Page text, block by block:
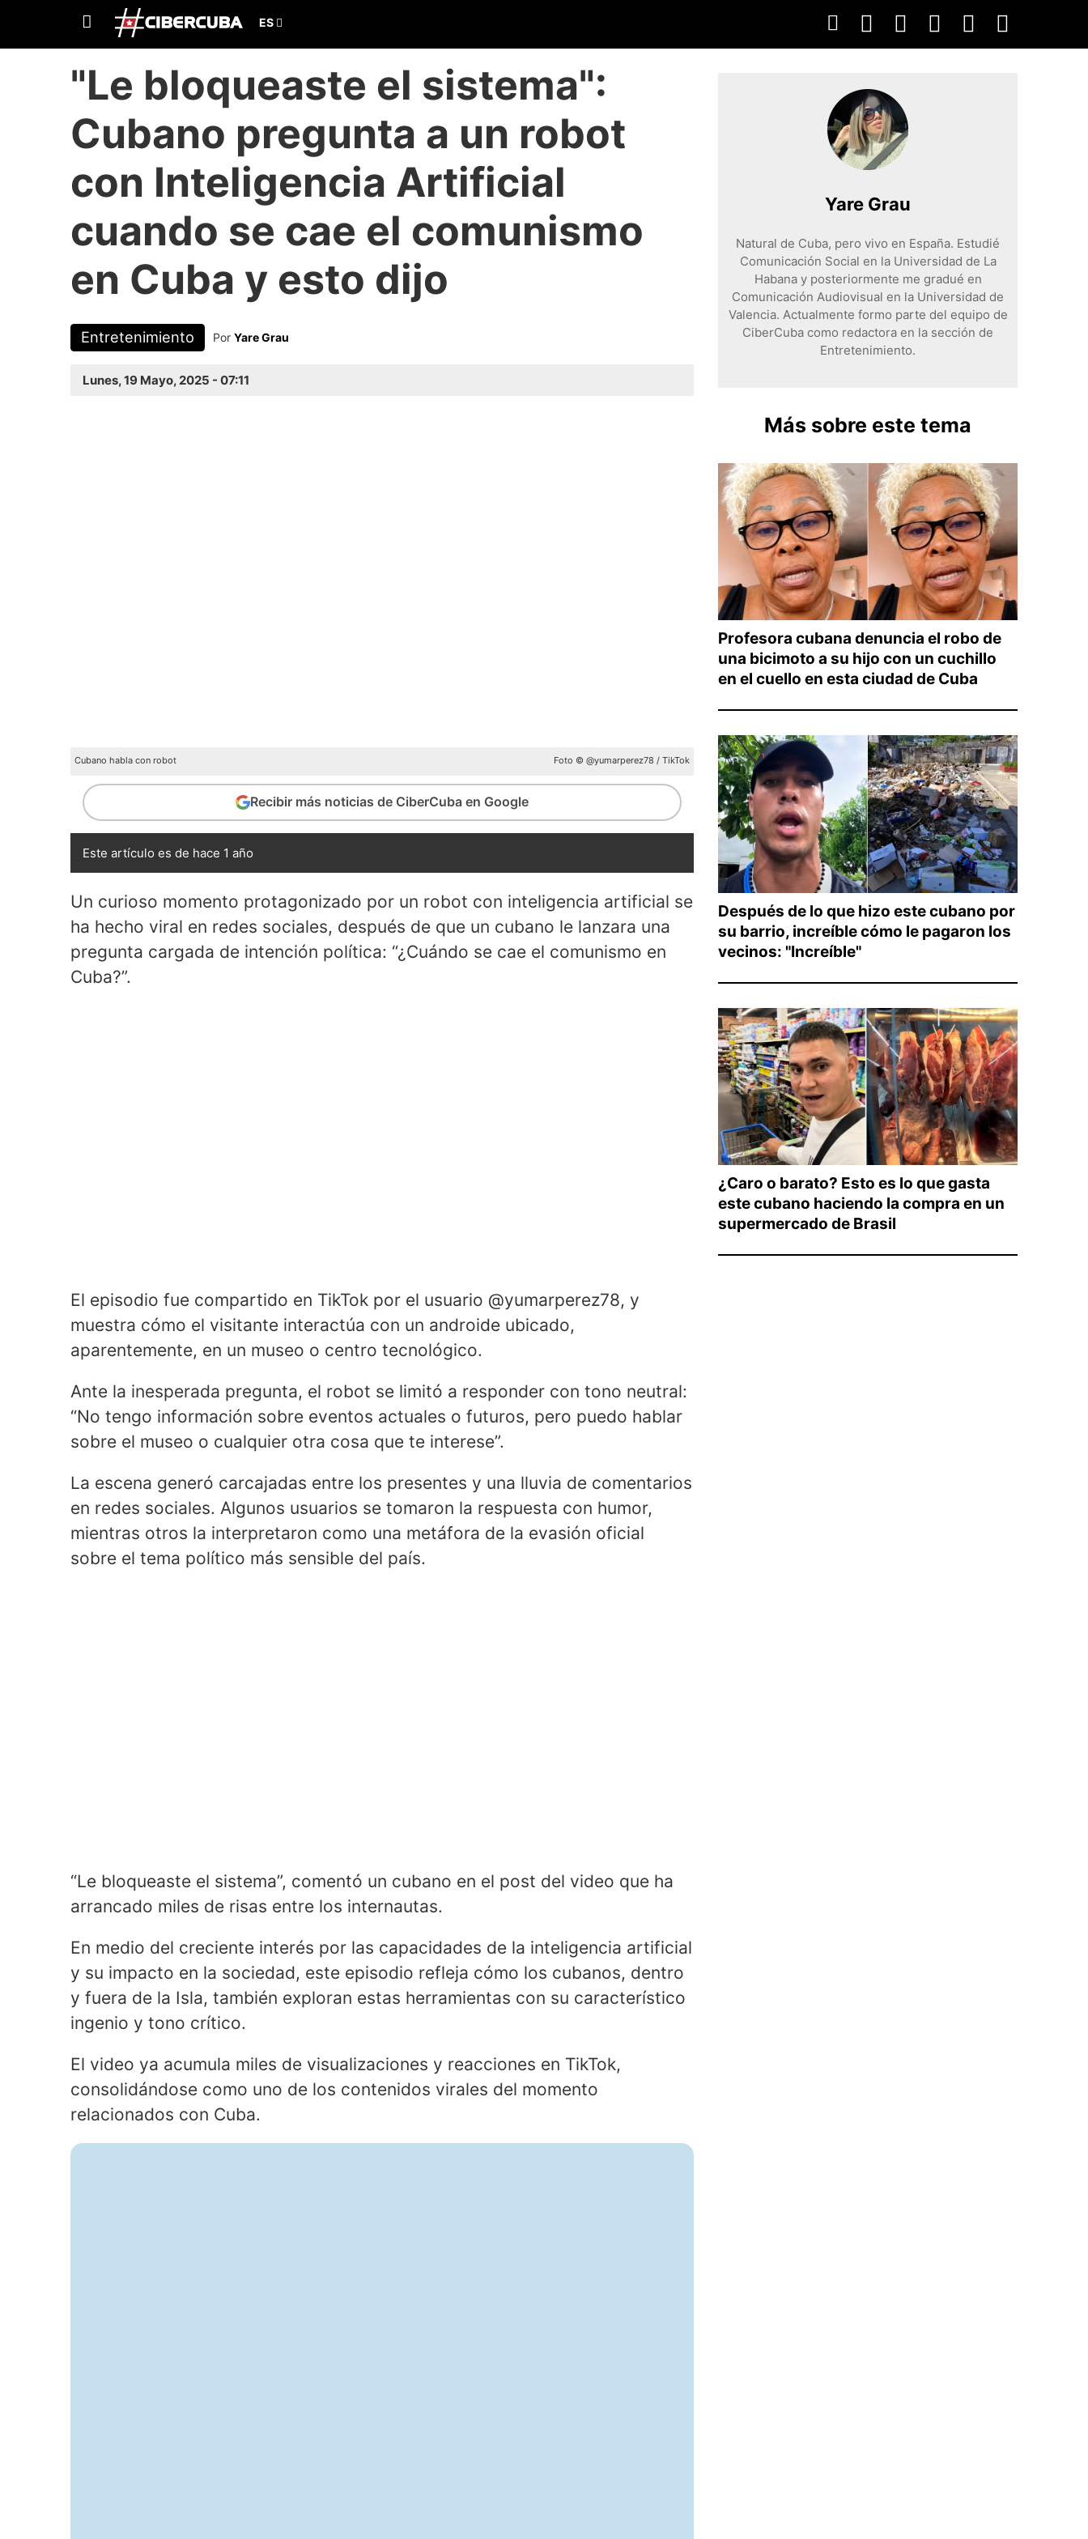
"Le bloqueaste el sistema":
Cubano pregunta a un robot
con Inteligencia Artificial
cuando se cae el comunismo
en Cuba y esto dijo
Entretenimiento Por Yare Grau
Lunes, 19 Mayo, 2025 - 07:11
Cubano habla con robot Foto © @yumarperez78 / TikTok
Recibir más noticias de CiberCuba en Google
Este artículo es de hace 1 año
Un curioso momento protagonizado por un robot con inteligencia artificial se
ha hecho viral en redes sociales, después de que un cubano le lanzara una
pregunta cargada de intención política: “¿Cuándo se cae el comunismo en
Cuba?”.
El episodio fue compartido en TikTok por el usuario @yumarperez78, y
muestra cómo el visitante interactúa con un androide ubicado,
aparentemente, en un museo o centro tecnológico.
Ante la inesperada pregunta, el robot se limitó a responder con tono neutral:
“No tengo información sobre eventos actuales o futuros, pero puedo hablar
sobre el museo o cualquier otra cosa que te interese”.
La escena generó carcajadas entre los presentes y una lluvia de comentarios
en redes sociales. Algunos usuarios se tomaron la respuesta con humor,
mientras otros la interpretaron como una metáfora de la evasión oficial
sobre el tema político más sensible del país.
“Le bloqueaste el sistema”, comentó un cubano en el post del video que ha
arrancado miles de risas entre los internautas.
En medio del creciente interés por las capacidades de la inteligencia artificial
y su impacto en la sociedad, este episodio refleja cómo los cubanos, dentro
y fuera de la Isla, también exploran estas herramientas con su característico
ingenio y tono crítico.
El video ya acumula miles de visualizaciones y reacciones en TikTok,
consolidándose como uno de los contenidos virales del momento
relacionados con Cuba.
Yare Grau
Natural de Cuba, pero vivo en España. Estudié
Comunicación Social en la Universidad de La
Habana y posteriormente me gradué en
Comunicación Audiovisual en la Universidad de
Valencia. Actualmente formo parte del equipo de
CiberCuba como redactora en la sección de
Entretenimiento.
Más sobre este tema
Profesora cubana denuncia el robo de
una bicimoto a su hijo con un cuchillo
en el cuello en esta ciudad de Cuba
Después de lo que hizo este cubano por
su barrio, increíble cómo le pagaron los
vecinos: "Increíble"
¿Caro o barato? Esto es lo que gasta
este cubano haciendo la compra en un
supermercado de Brasil